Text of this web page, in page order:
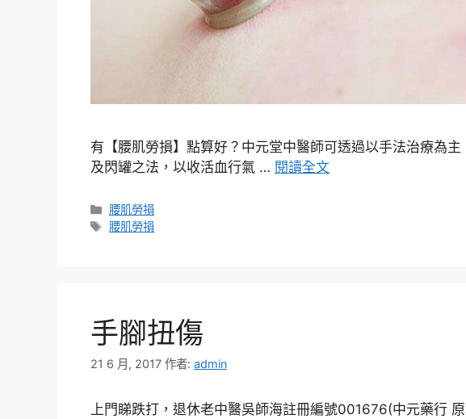
有【腰肌勞損】點算好？中元堂中醫師可透過以手法治療為
及閃罐之法，以收活血行氣 … 閱讀全文
分
類
腰肌勞損
標
腰肌勞損
手腳扭傷
21 6 月, 2017 作者: admin
上門睇跌打，退休老中醫吳師海註冊編號001676(中元藥行